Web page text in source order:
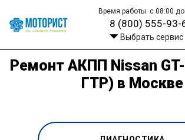
Время работы: с 08:00
8 (800) 555-93-
Выбрать сервис
Ремонт АКПП Nissan
ГТР) в Москве